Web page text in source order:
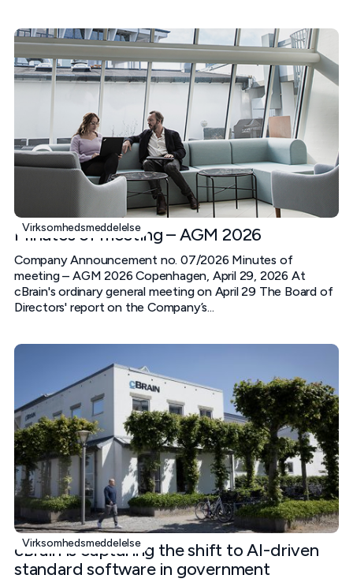
Virksomhedsmeddelelse
Minutes of meeting – AGM 2026
Company Announcement no. 07/2026 Minutes of
meeting – AGM 2026 Copenhagen, April 29, 2026 At
cBrain's ordinary general meeting on April 29 The Board of
Directors' report on the Company’s...
Virksomhedsmeddelelse
cBrain is capturing the shift to AI-driven
standard software in government